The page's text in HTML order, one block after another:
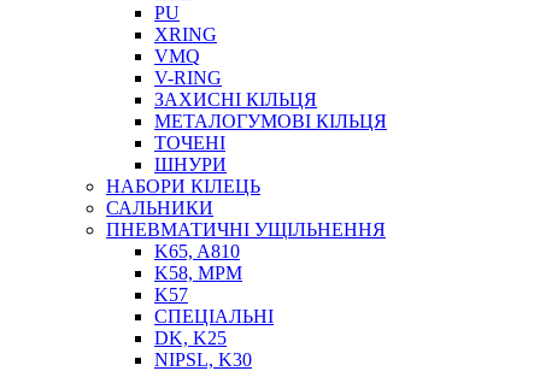
ПІСТОЛЕТИ
НАСОСИ ТА ПОМПИ
НАГНІТАЧІ
МУФТИ (НАСАДКИ) ДЛЯ ШПРИЦІВ
МАСЛЯНКИ, ЛІЙКИ
ПРЕС-МАСЛЯНКИ
ШЛАНГИ, ТРУБКИ
ШПРИЦИ МАСТИЛЬНІ
PU
XRING
VMQ
V-RING
ЗАХИСНІ КІЛЬЦЯ
МЕТАЛОГУМОВІ КІЛЬЦЯ
ТОЧЕНІ
ШНУРИ
НАБОРИ КІЛЕЦЬ
САЛЬНИКИ
ПНЕВМАТИЧНІ УЩІЛЬНЕННЯ
K65, A810
K58, MPM
K57
СПЕЦІАЛЬНІ
DK, K25
NIPSL, K30